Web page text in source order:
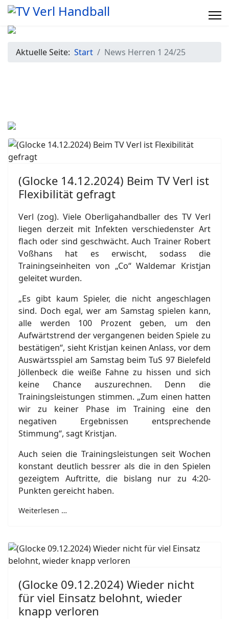
Aktuelle Seite: Start News Herren 1 24/25
(Glocke 14.12.2024) Beim TV Verl ist
Flexibilität gefragt
Verl (zog). Viele Oberligahandballer des TV Verl
liegen derzeit mit Infekten verschiedenster Art
flach oder sind geschwächt. Auch Trainer Robert
Voßhans hat es erwischt, sodass die
Trainingseinheiten von „Co“ Waldemar Kristjan
geleitet wurden.
„Es gibt kaum Spieler, die nicht angeschlagen
sind. Doch egal, wer am Samstag spielen kann,
alle werden 100 Prozent geben, um den
Aufwärtstrend der vergangenen beiden Spiele zu
bestätigen“, sieht Kristjan keinen Anlass, vor dem
Auswärtsspiel am Samstag beim TuS 97 Bielefeld
Jöllenbeck die weiße Fahne zu hissen und sich
keine Chance auszurechnen. Denn die
Trainingsleistungen stimmen. „Zum einen hatten
wir zu keiner Phase im Training eine den
negativen Ergebnissen entsprechende
Stimmung“, sagt Kristjan.
Auch seien die Trainingsleistungen seit Wochen
konstant deutlich bessrer als die in den Spielen
gezeigtem Auftritte, die bislang nur zu 4:20-
Punkten gereicht haben.
Weiterlesen …
(Glocke 09.12.2024) Wieder nicht
für viel Einsatz belohnt, wieder
knapp verloren